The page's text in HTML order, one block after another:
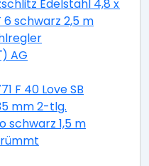
Edelstahl 4,8 x 19
schwarz 2,5 m
AG
F 40 Love SB
mm 2-tlg.
1,5 m